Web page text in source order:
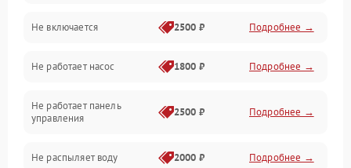
Нагрев
Вода
Гигиена
Программное обеспечение
Не включается 2500 ₽ Подробнее →
Не работает насос 1800 ₽ Подробнее →
Не работает панель
управления
2500 ₽ Подробнее →
Не распыляет воду 2000 ₽ Подробнее →